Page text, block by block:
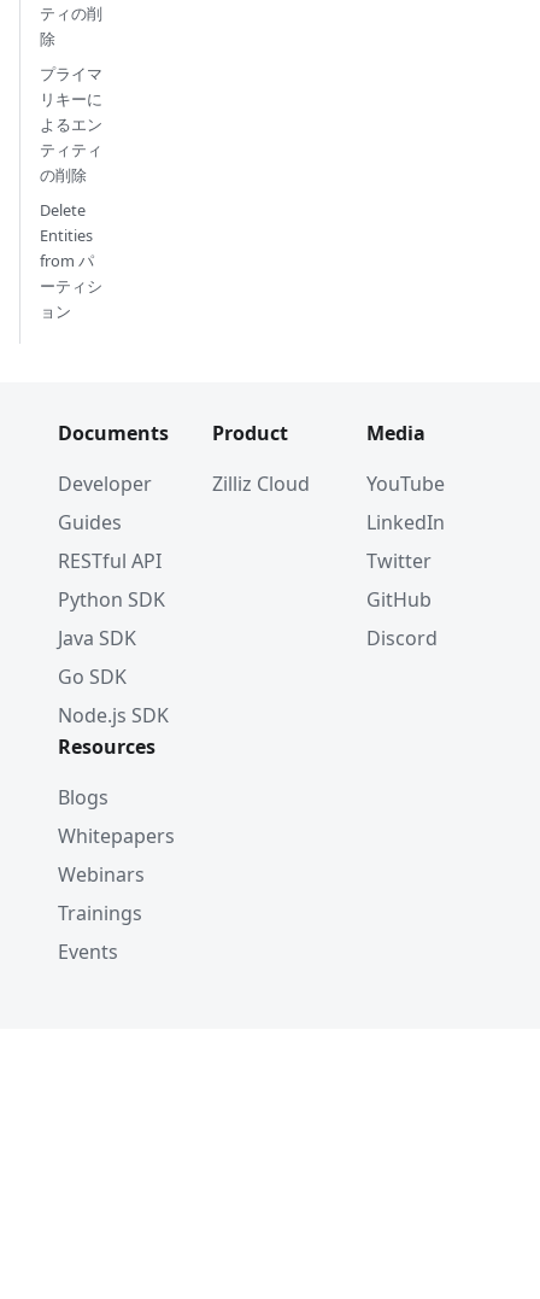
ティの削
除
プライマ
リキーに
よるエン
ティティ
の削除
Delete
Entities
from パ
ーティシ
ョン
Documents
Developer
Guides
RESTful API
Python SDK
Java SDK
Go SDK
Node.js SDK
Product
Zilliz Cloud
Media
YouTube
LinkedIn
Twitter
GitHub
Discord
Resources
Blogs
Whitepapers
Webinars
Trainings
Events